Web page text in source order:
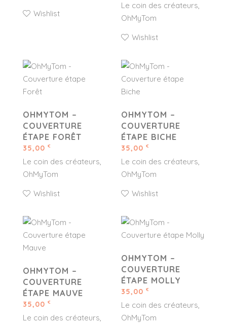
Wishlist
Le coin des créateurs
OhMyTom
Wishlist
OHMYTOM –
COUVERTURE
ÉTAPE FORÊT
35,00 €
Le coin des créateurs
OhMyTom
Wishlist
OHMYTOM –
COUVERTURE
ÉTAPE BICHE
35,00 €
Le coin des créateurs
OhMyTom
Wishlist
OHMYTOM –
COUVERTURE
ÉTAPE MAUVE
35,00 €
Le coin des créateurs
OHMYTOM –
COUVERTURE
ÉTAPE MOLLY
35,00 €
Le coin des créateurs
OhMyTom